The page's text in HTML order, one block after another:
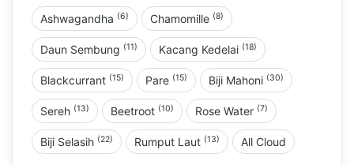
Ashwagandha (6) Chamomille (8)
Daun Sembung (11) Kacang Kedelai (18)
Blackcurrant (15) Pare (15) Biji Mahoni (30)
Sereh (13) Beetroot (10) Rose Water (7)
Biji Selasih (22) Rumput Laut (13) All Cloud